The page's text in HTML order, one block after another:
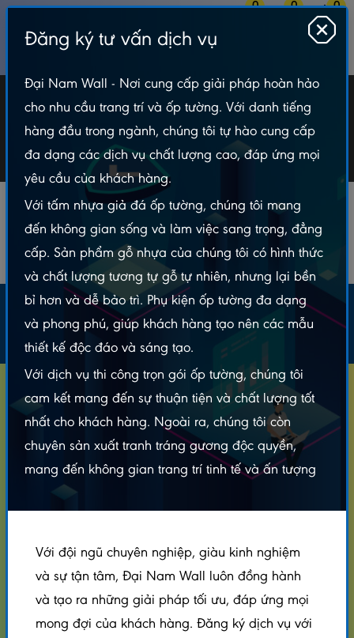
0 0 0
Nhập Mẫu Tài Liệu Website Rau Sạch 04
Nhập Mẫu Tài Liệu Website Rau Sạch 04
Email nhận khuyến mãi:
CÔNG TY CỔ PHẦN ĐẠI NAM WALL
Địa Chỉ Kho Hàng: 170 QL1A , P.Tân Thới Nhất, Quận 12, TP. Hồ Chí Minh
Nhà Máy: 654 Đường Số 1, KDC Vĩnh Lộc, Bình Hưng Hoà B, Q. Bình Tân,
HCM
Điện thoại: 078.22.33.000
Email: intranhtrangguong@gmail.com
Website: https://dainamwall.com
Thời gian làm việc: T2-T7 từ 8h-17h30
DỊCH VỤ
Cung Cấp Tấm Nhựa Ốp Tường
Thi Công Tấm Nhựa Ốp Tường
Đăng ký tư vấn dịch vụ
Đại Nam Wall - Nơi cung cấp giải pháp hoàn hảo
cho nhu cầu trang trí và ốp tường. Với danh tiếng
hàng đầu trong ngành, chúng tôi tự hào cung cấp
đa dạng các dịch vụ chất lượng cao, đáp ứng mọi
yêu cầu của khách hàng.
Với tấm nhựa giả đá ốp tường, chúng tôi mang
đến không gian sống và làm việc sang trọng, đẳng
cấp. Sản phẩm gỗ nhựa của chúng tôi có hình thức
và chất lượng tương tự gỗ tự nhiên, nhưng lại bền
bỉ hơn và dễ bảo trì. Phụ kiện ốp tường đa dạng
và phong phú, giúp khách hàng tạo nên các mẫu
thiết kế độc đáo và sáng tạo.
Với dịch vụ thi công trọn gói ốp tường, chúng tôi
cam kết mang đến sự thuận tiện và chất lượng tốt
nhất cho khách hàng. Ngoài ra, chúng tôi còn
chuyên sản xuất tranh tráng gương độc quyền,
mang đến không gian trang trí tinh tế và ấn tượng
Với đội ngũ chuyên nghiệp, giàu kinh nghiệm
và sự tận tâm, Đại Nam Wall luôn đồng hành
và tạo ra những giải pháp tối ưu, đáp ứng mọi
mong đợi của khách hàng. Đăng ký dịch vụ với